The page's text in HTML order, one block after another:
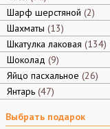
Шарф шерстяной 2
Шахматы 13
Шкатулка лаковая 134
Шоколад 9
Яйцо пасхальное 26
Янтарь 47
Выбрать подарок